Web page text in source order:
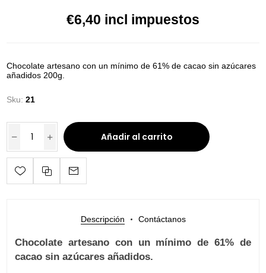
€6,40 incl impuestos
Chocolate artesano con un mínimo de 61% de cacao sin azúcares
añadidos 200g.
Sku: 21
Añadir al carrito
Descripción Contáctanos
Chocolate artesano con un mínimo de 61% de
cacao sin azúcares añadidos.